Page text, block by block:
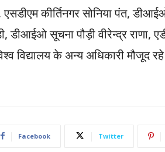
कीर्तिनगर सोनिया पंत,
सूचना पौड़ी वीरेन्द्र राणा,
विद्यालय के अन्य अधिकारी मौजूद
Facebook Twitter